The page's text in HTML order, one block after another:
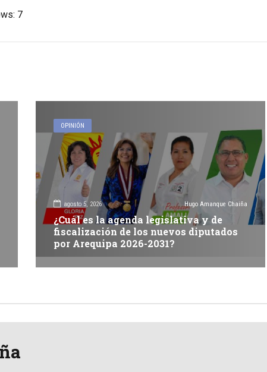
7
OPINIÓN
agosto 5, 2026 Hugo Amanque Chaiña
¿Cuál es la agenda legislativa y de
fiscalización de los nuevos diputados
por Arequipa 2026-2031?